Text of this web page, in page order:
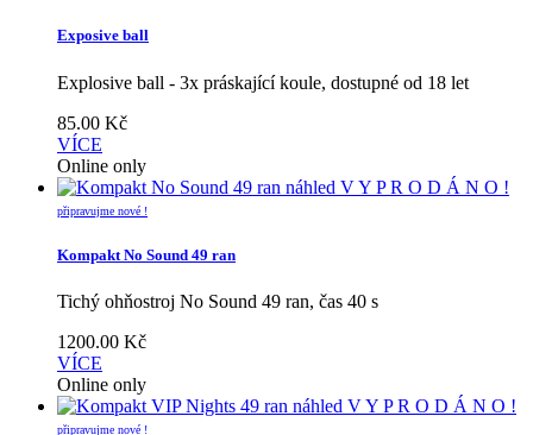
Exposive ball
Explosive ball - 3x práskající koule, dostupné od 18 let
85.00 Kč
VÍCE
Online only
náhled V Y P R O D Á N O !
připravujme nové !
Kompakt No Sound 49 ran
Tichý ohňostroj No Sound 49 ran, čas 40 s
1200.00 Kč
VÍCE
Online only
náhled V Y P R O D Á N O !
připravujme nové !